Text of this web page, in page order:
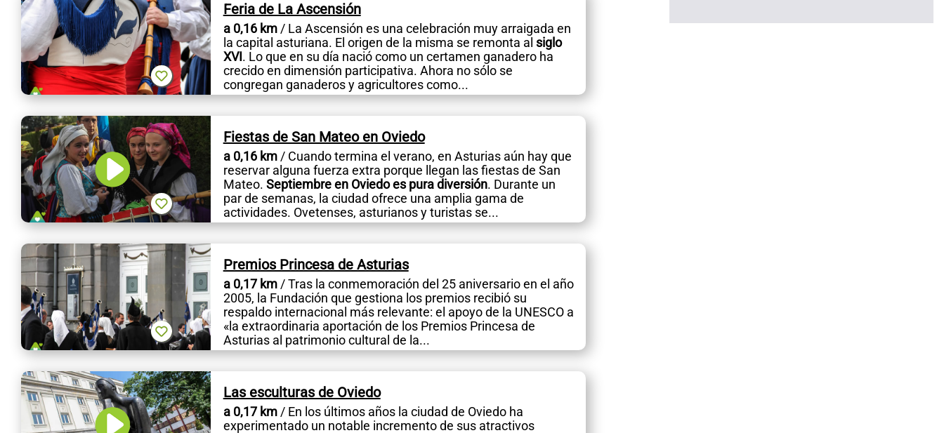
Feria de La Ascensión
a 0,16 km/ La Ascensión es una celebración muy arraigada en
la capital asturiana. El origen de la misma se remonta al siglo
XVI. Lo que en su día nació como un certamen ganadero ha
crecido en dimensión participativa. Ahora no sólo se
congregan ganaderos y agricultores como...
Fiestas de San Mateo en Oviedo
a 0,16 km/ Cuando termina el verano, en Asturias aún hay que
reservar alguna fuerza extra porque llegan las fiestas de San
Mateo. Septiembre en Oviedo es pura diversión. Durante un
par de semanas, la ciudad ofrece una amplia gama de
actividades. Ovetenses, asturianos y turistas se...
Premios Princesa de Asturias
a 0,17 km/ Tras la conmemoración del 25 aniversario en el año
2005, la Fundación que gestiona los premios recibió su
respaldo internacional más relevante: el apoyo de la UNESCO a
«la extraordinaria aportación de los Premios Princesa de
Asturias al patrimonio cultural de la...
Las esculturas de Oviedo
a 0,17 km/ En los últimos años la ciudad de Oviedo ha
experimentado un notable incremento de sus atractivos